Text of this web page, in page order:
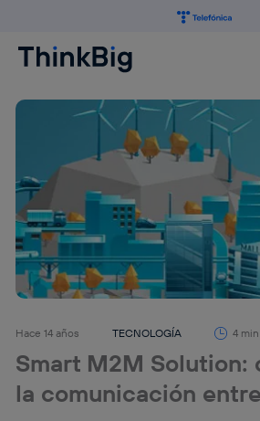
Hace 14 años TECNOLOGÍA 4 min
Smart M2M Solution:
la comunicación